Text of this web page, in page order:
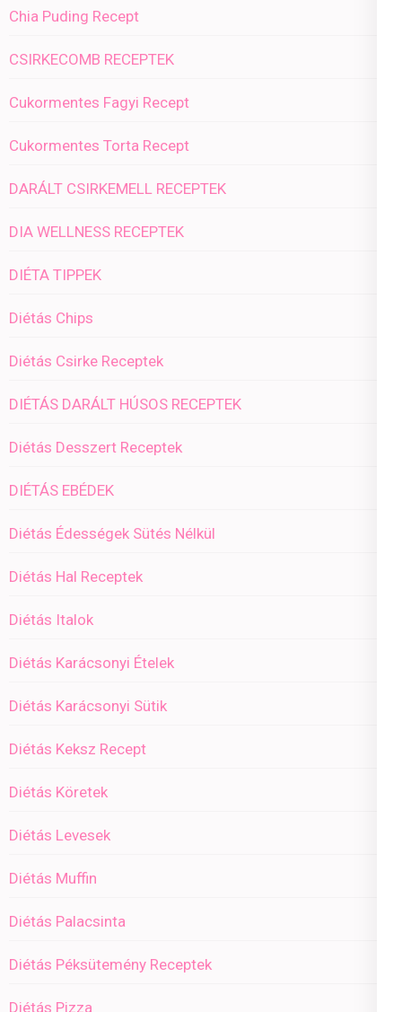
Chia Puding Recept
CSIRKECOMB RECEPTEK
Cukormentes Fagyi Recept
Cukormentes Torta Recept
DARÁLT CSIRKEMELL RECEPTEK
DIA WELLNESS RECEPTEK
DIÉTA TIPPEK
Diétás Chips
Diétás Csirke Receptek
DIÉTÁS DARÁLT HÚSOS RECEPTEK
Diétás Desszert Receptek
DIÉTÁS EBÉDEK
Diétás Édességek Sütés Nélkül
Diétás Hal Receptek
Diétás Italok
Diétás Karácsonyi Ételek
Diétás Karácsonyi Sütik
Diétás Keksz Recept
Diétás Köretek
Diétás Levesek
Diétás Muffin
Diétás Palacsinta
Diétás Péksütemény Receptek
Diétás Pizza